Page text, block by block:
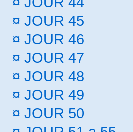
¤ JOUR 45
¤ JOUR 46
¤ JOUR 47
¤ JOUR 48
¤ JOUR 49
¤ JOUR 50